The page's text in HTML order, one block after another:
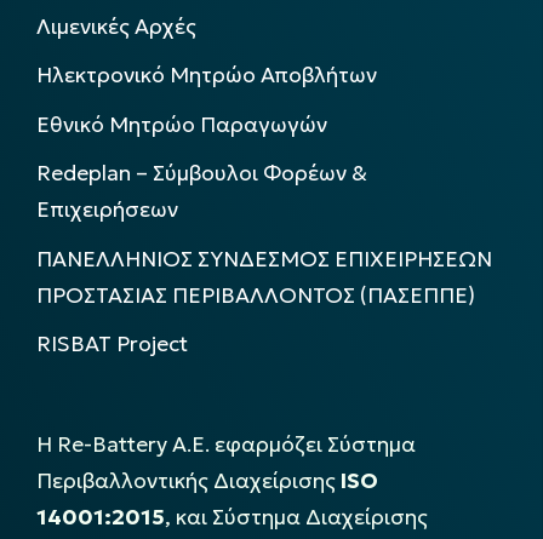
Λιμενικές Αρχές
Ηλεκτρονικό Μητρώο Αποβλήτων
Εθνικό Μητρώο Παραγωγών
Redeplan – Σύμβουλοι Φορέων &
Επιχειρήσεων
ΠΑΝΕΛΛΗΝΙΟΣ ΣΥΝΔΕΣΜΟΣ ΕΠΙΧΕΙΡΗΣΕΩΝ
ΠΡΟΣΤΑΣΙΑΣ ΠΕΡΙΒΑΛΛΟΝΤΟΣ (ΠΑΣΕΠΠΕ)
RISBAT Project
Η Re-Battery Α.Ε. εφαρμόζει Σύστημα
Περιβαλλοντικής Διαχείρισης ISO
14001:2015, και Σύστημα Διαχείρισης